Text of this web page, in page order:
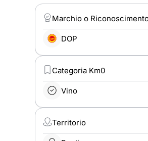
Marchio o
DOP
Categoria Km0
Vino
Territorio